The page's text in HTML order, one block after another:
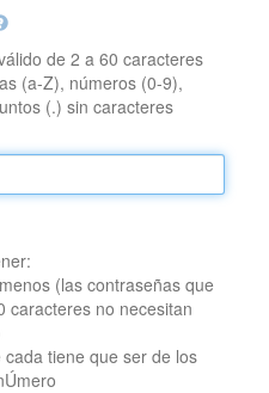
de 2 a 60 caracteres
(a-Z), números (0-9),
(.) sin caracteres
(las contraseñas que
caracteres no necesitan
tiene que ser de los